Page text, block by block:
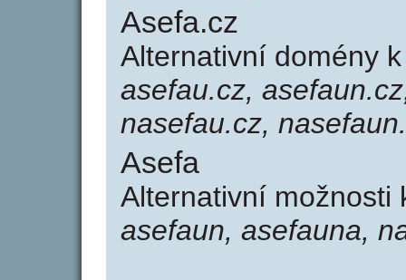
Asefa.cz
Alternativní domény
asefau.cz,
nasefau.cz,
Asefa
Alternativní
asefaun, asefauna,